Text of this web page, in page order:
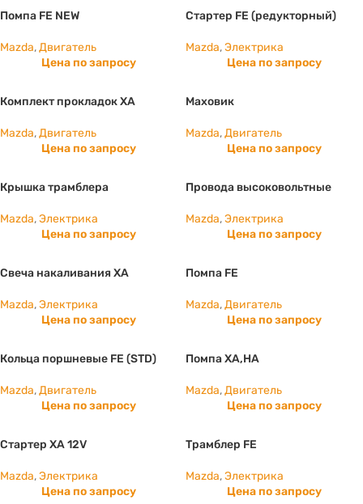
Помпа FE NEW
Mazda,Двигатель
Цена по запросу
Стартер FE (редукторный)
Mazda,Электрика
Цена по запросу
Комплект прокладок XA
Mazda,Двигатель
Цена по запросу
Маховик
Mazda,Двигатель
Цена по запросу
Крышка трамблера
Mazda,Электрика
Цена по запросу
Провода высоковольтные
Mazda,Электрика
Цена по запросу
Свеча накаливания ХА
Mazda,Электрика
Цена по запросу
Помпа FE
Mazda,Двигатель
Цена по запросу
Кольца поршневые FE (STD)
Mazda,Двигатель
Цена по запросу
Помпа XA,HA
Mazda,Двигатель
Цена по запросу
Стартер ХА 12V
Mazda,Электрика
Цена по запросу
Трамблер FE
Mazda,Электрика
Цена по запросу